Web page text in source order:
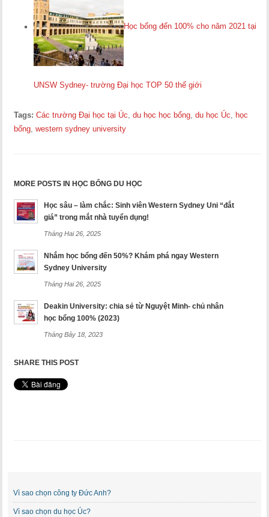
Học bổng đến 100% cho năm 2021 tại
UNSW Sydney- trường Đại học TOP 50 thế giới
Tags: Các trường Đại học tại Úc,du học học bổng,du học Úc, học
bổng,western sydney university
MORE POSTS IN HỌC BỔNG DU HỌC
Học sâu – làm chắc: Sinh viên Western Sydney Uni “đắt
giá” trong mắt nhà tuyển dụng!
Tháng Hai 26, 2025
Nhắm học bổng đến 50%? Khám phá ngay Western
Sydney University
Tháng Hai 26, 2025
Deakin University: chia sẻ từ Nguyệt Minh- chủ nhân
học bổng 100% (2023)
Tháng Bảy 18, 2023
SHARE THIS POST
Vì sao chọn công ty Đức Anh?
Vì sao chọn du học Úc?